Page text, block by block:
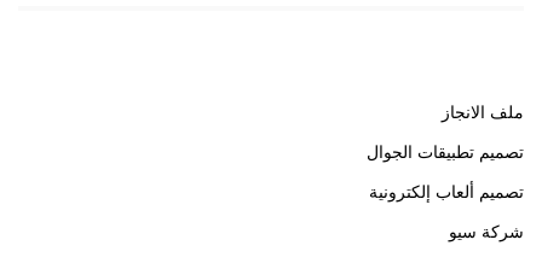
ملف الانجاز
تصميم تطبيقات الجوال
تصميم ألعاب إلكترونية
شركة سيو